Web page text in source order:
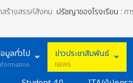
ร้างสรรค์สังคม ปรัชญาของโรงเรียน : ก
มูลทั่วไป ข่าวประชาสัมพันธ์
NEWS